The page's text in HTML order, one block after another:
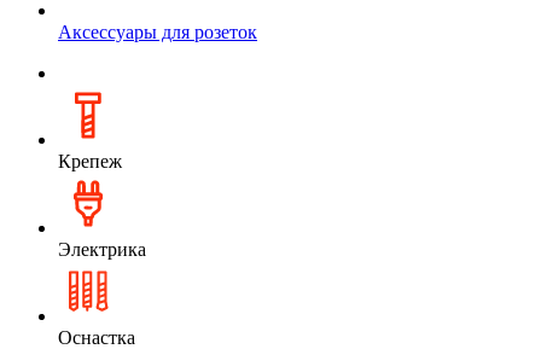
Аксессуары для розеток
Крепеж
Электрика
Оснастка